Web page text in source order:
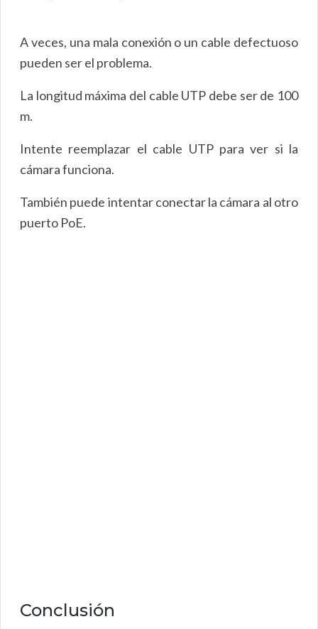
A veces, una mala conexión o un cable defectuoso
pueden ser el problema.
La longitud máxima del cable UTP debe ser de 100
m.
Intente reemplazar el cable UTP para ver si la
cámara funciona.
También puede intentar conectar la cámara al otro
puerto PoE.
Conclusión